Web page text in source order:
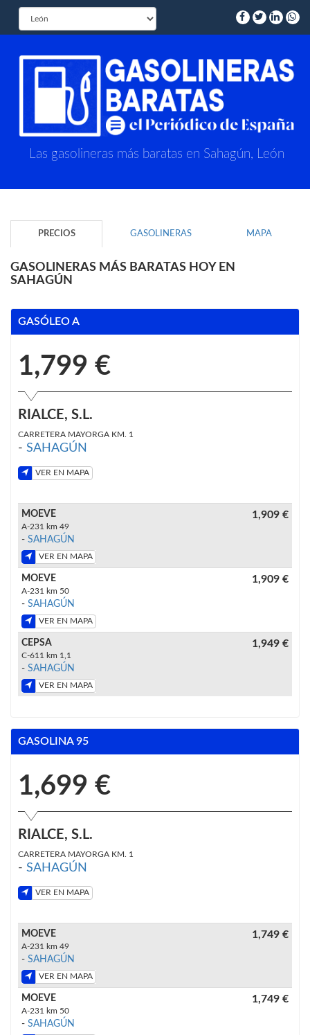
Las gasolineras más baratas en Sahagún, León
PRECIOS GASOLINERAS MAPA
GASOLINERAS MÁS BARATAS HOY EN
SAHAGÚN
GASÓLEO A
1,799 €
RIALCE, S.L.
CARRETERA MAYORGA KM. 1
- SAHAGÚN
VER EN MAPA
MOEVE
A-231 km 49
- SAHAGÚN
VER EN MAPA
1,909 €
MOEVE
A-231 km 50
- SAHAGÚN
VER EN MAPA
1,909 €
CEPSA
C-611 km 1,1
- SAHAGÚN
VER EN MAPA
1,949 €
GASOLINA 95
1,699 €
RIALCE, S.L.
CARRETERA MAYORGA KM. 1
- SAHAGÚN
VER EN MAPA
MOEVE
A-231 km 49
- SAHAGÚN
VER EN MAPA
1,749 €
MOEVE
A-231 km 50
- SAHAGÚN
1,749 €